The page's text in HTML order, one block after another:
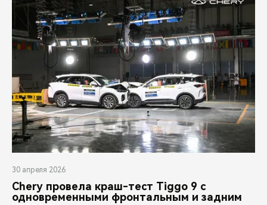
30 апреля 2026
Chery провела краш-тест Tiggo 9 с
одновременными фронтальным и задним